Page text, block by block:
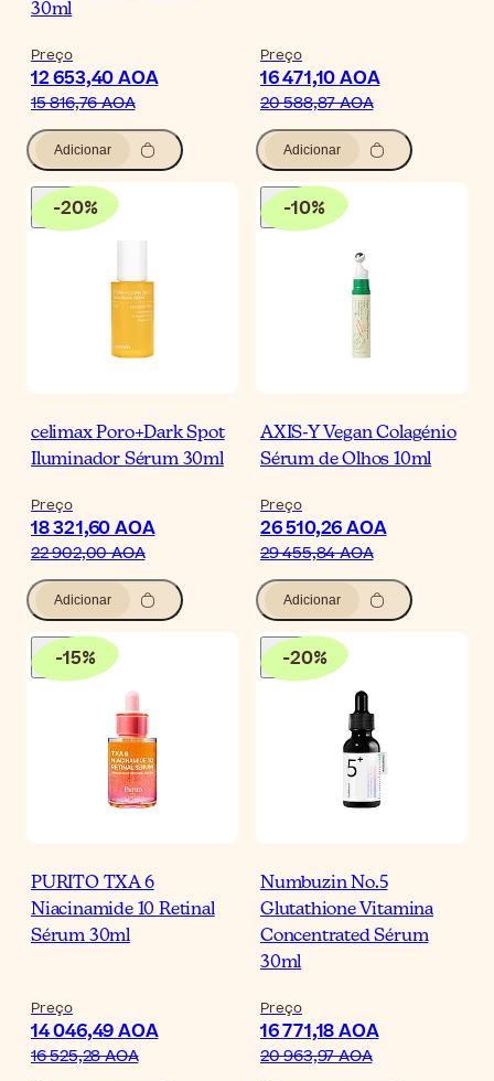
30ml
Preço
12 653,40 AOA
15 816,76 AOA
Adicionar
Preço
16 471,10 AOA
20 588,87 AOA
Adicionar
-20%
celimax Poro+Dark Spot
Iluminador Sérum 30ml
Preço
18 321,60 AOA
22 902,00 AOA
Adicionar
-10%
AXIS-Y Vegan Colagénio
Sérum de Olhos 10ml
Preço
26 510,26 AOA
29 455,84 AOA
Adicionar
-15%
PURITO TXA 6
Niacinamide 10 Retinal
Sérum 30ml
Preço
14 046,49 AOA
16 525,28 AOA
-20%
Numbuzin No.5
Glutathione Vitamina
Concentrated Sérum
30ml
Preço
16 771,18 AOA
20 963,97 AOA